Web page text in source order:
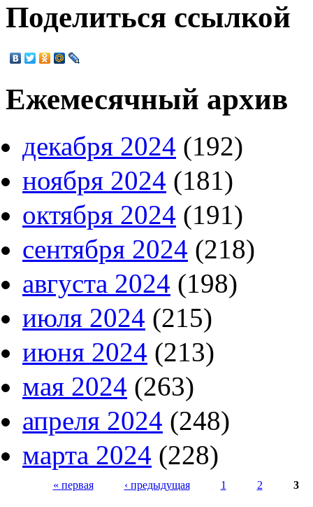
Поделиться ссылкой
Ежемесячный архив
декабря 2024 (192)
ноября 2024 (181)
октября 2024 (191)
сентября 2024 (218)
августа 2024 (198)
июля 2024 (215)
июня 2024 (213)
мая 2024 (263)
апреля 2024 (248)
марта 2024 (228)
« первая ‹ предыдущая 1 2 3